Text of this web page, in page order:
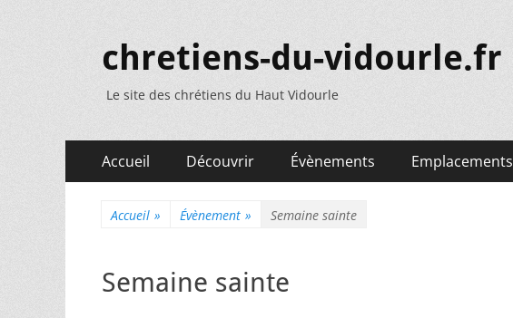
chretiens-du-vidourle.fr
Le site des chrétiens du Haut Vidourle
Menu
principal
Accueil Découvrir Évènements Emplacements
Accueil » Évènement » Semaine sainte
Semaine sainte